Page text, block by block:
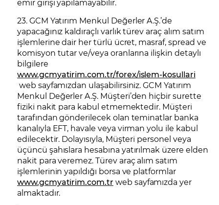
emir girişi yapılamayabilir.
23. GCM Yatırım Menkul Değerler A.Ş.’de
yapacağınız kaldıraçlı varlık türev araç alım satım
işlemlerine dair her türlü ücret, masraf, spread ve
komisyon tutar ve/veya oranlarına ilişkin detaylı
bilgilere
www.gcmyatirim.com.tr/forex/islem-kosullari
web sayfamızdan ulaşabilirsiniz. GCM Yatırım
Menkul Değerler A.Ş. Müşteri’den hiçbir surette
fiziki nakit para kabul etmemektedir. Müşteri
tarafından gönderilecek olan teminatlar banka
kanalıyla EFT, havale veya virman yolu ile kabul
edilecektir. Dolayısıyla, Müşteri personel veya
üçüncü şahıslara hesabına yatırılmak üzere elden
nakit para veremez. Türev araç alım satım
işlemlerinin yapıldığı borsa ve platformlar
www.gcmyatirim.com.tr web sayfamızda yer
almaktadır.